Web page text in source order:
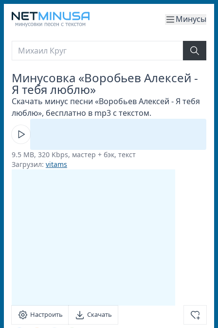
Минусы
Минусовка «Воробьев Алексей -
Я тебя люблю»
Скачать минус песни «Воробьев Алексей - Я тебя
люблю», бесплатно в mp3 с текстом.
9.5 MB, 320 Kbps, мастер + бэк, текст
Загрузил: vitams
Настроить Скачать